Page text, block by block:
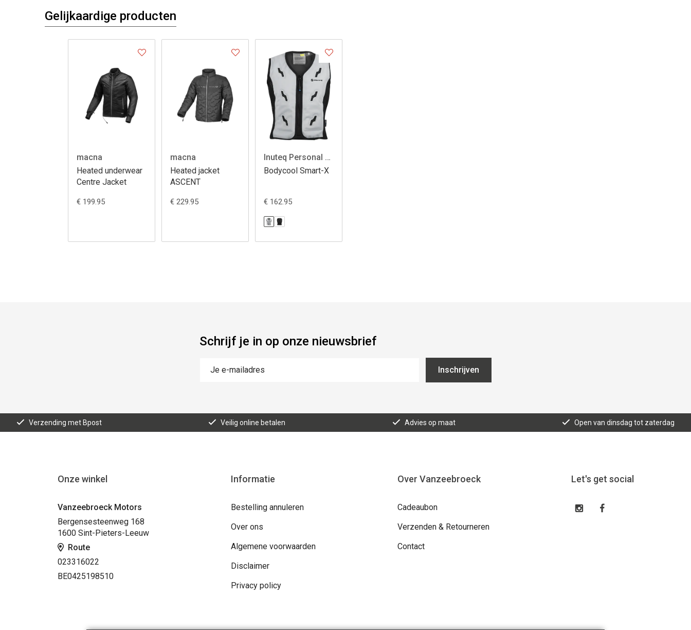
Gelijkaardige producten
macna
Heated underwear
Centre Jacket
€ 199.95
macna
Heated jacket
ASCENT
€ 229.95
Inuteq Personal cooling
Bodycool Smart-X
€ 162.95
Schrijf je in op onze nieuwsbrief
Inschrijven
Verzending met Bpost Veilig online betalen Advies op maat Open van dinsdag tot zaterdag
Onze winkel
Vanzeebroeck Motors
Bergensesteenweg 168
1600 Sint-Pieters-Leeuw
Route
023316022
BE0425198510
Informatie
Bestelling annuleren
Over ons
Algemene voorwaarden
Disclaimer
Privacy policy
Over Vanzeebroeck
Cadeaubon
Verzenden & Retourneren
Contact
Let's get social